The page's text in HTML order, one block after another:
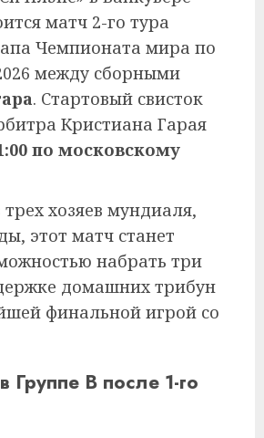
матч 2-го тура
Чемпионата мира по
между сборными
. Стартовый свисток
Кристиана Гарая
по московскому
хозяев мундиаля,
этот матч станет
набрать три
домашних трибун
финальной игрой со
B после 1-го